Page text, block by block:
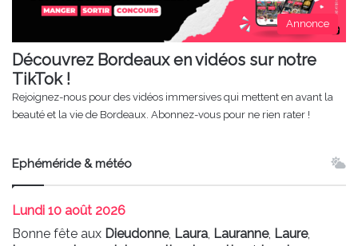
Annonce
Découvrez Bordeaux en vidéos sur notre
TikTok !
Rejoignez-nous pour des vidéos immersives qui mettent en avant la
beauté et la vie de Bordeaux. Abonnez-vous pour ne rien rater !
Ephéméride & météo
Lundi 10 août 2026
Bonne fête aux Dieudonne, Laura Lauranne, Laure,